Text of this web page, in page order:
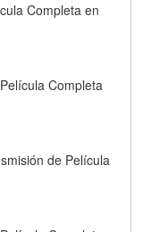
Completa en
Completa
de Película